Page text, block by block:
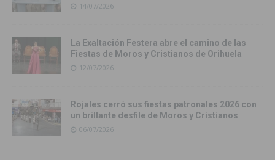
14/07/2026
La Exaltación Festera abre el camino de las
Fiestas de Moros y Cristianos de Orihuela
12/07/2026
Rojales cerró sus fiestas patronales 2026 con
un brillante desfile de Moros y Cristianos
06/07/2026